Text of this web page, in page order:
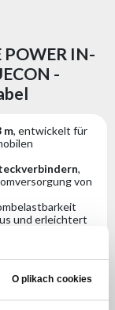
O plikach cookies
IN-
-
m, entwickelt für
,
von
und erleichtert
OUT 230V
-